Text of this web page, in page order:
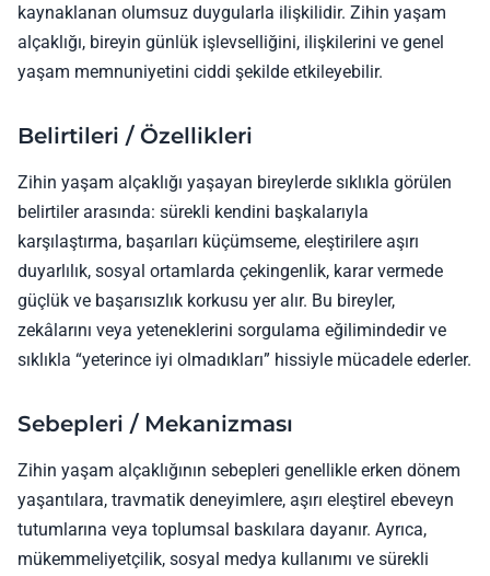
kaynaklanan olumsuz duygularla ilişkilidir. Zihin yaşam
alçaklığı, bireyin günlük işlevselliğini, ilişkilerini ve genel
yaşam memnuniyetini ciddi şekilde etkileyebilir.
Belirtileri / Özellikleri
Zihin yaşam alçaklığı yaşayan bireylerde sıklıkla görülen
belirtiler arasında: sürekli kendini başkalarıyla
karşılaştırma, başarıları küçümseme, eleştirilere aşırı
duyarlılık, sosyal ortamlarda çekingenlik, karar vermede
güçlük ve başarısızlık korkusu yer alır. Bu bireyler,
zekâlarını veya yeteneklerini sorgulama eğilimindedir ve
sıklıkla “yeterince iyi olmadıkları” hissiyle mücadele ederler.
Sebepleri / Mekanizması
Zihin yaşam alçaklığının sebepleri genellikle erken dönem
yaşantılara, travmatik deneyimlere, aşırı eleştirel ebeveyn
tutumlarına veya toplumsal baskılara dayanır. Ayrıca,
mükemmeliyetçilik, sosyal medya kullanımı ve sürekli